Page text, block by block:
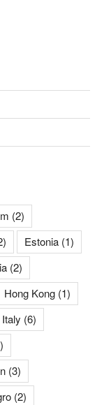
(2)
Estonia (1)
(2)
Hong Kong (1)
Italy (6)
(3)
(2)